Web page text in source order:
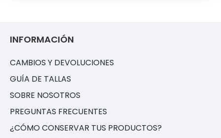
INFORMACIÓN
CAMBIOS Y DEVOLUCIONES
GUÍA DE TALLAS
SOBRE NOSOTROS
PREGUNTAS FRECUENTES
¿CÓMO CONSERVAR TUS PRODUCTOS?